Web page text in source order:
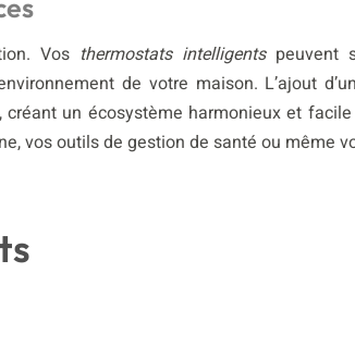
Vos thermostats intelligentspeuvent
de votre maison. L’ajout
un écosystème harmonieux et
vos outils de gestion de santé ou même